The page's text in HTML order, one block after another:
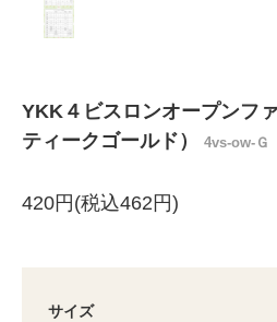
YKK４ビスロンオープンフ
ティークゴールド）
4vs-ow-Ｇ
420円(税込462円)
サイズ